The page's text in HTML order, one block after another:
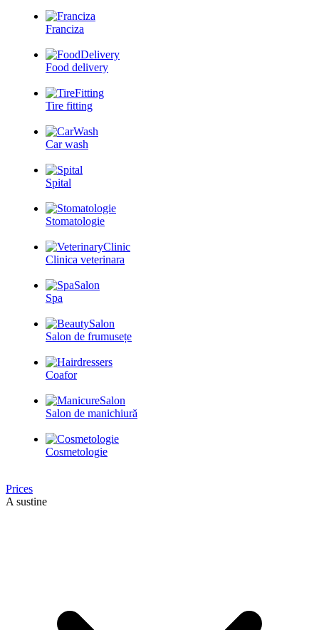
Franciza
Food delivery
Tire fitting
Car wash
Spital
Stomatologie
Clinica veterinara
Spa
Salon de frumusețe
Coafor
Salon de manichiură
Cosmetologie
Prices
A sustine